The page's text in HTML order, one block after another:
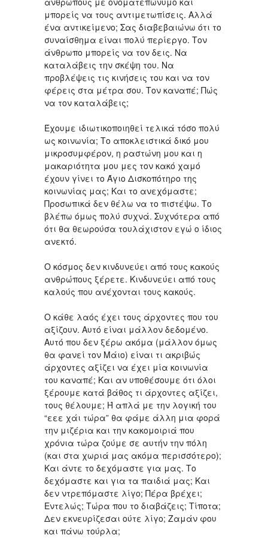
μπορείς να τους αντιμετωπίσεις. Αλλά
ένα αντικείμενο; Σας διαβεβαιώνω ότι το
συναίσθημα είναι πολύ περίεργο. Τον
άνθρωπο μπορείς να τον δεις. Να
καταλάβεις την σκέψη του. Να
προβλέψεις τις κινήσεις του και να τον
φέρεις στα μέτρα σου. Τον καναπέ; Πώς
να τον καταλάβεις;
Έχουμε ιδιωτικοποιηθεί τελικά τόσο πολύ
ως κοινωνία; Το αποκλειστικά δικό μου
μικροσυμφέρον, η ραστώνη μου και η
μακαριότητα μου μες τον κακό χαμό
έχουν γίνει το Άγιο Δισκοπότηρο της
κοινωνίας μας; Και το ανεχόμαστε;
Προσωπικά δεν θέλω να το πιστέψω. Το
βλέπω όμως πολύ συχνά. Συχνότερα από
ότι θα θεωρούσα τουλάχιστον εγώ ο ίδιος
ανεκτό.
Ο κόσμος δεν κινδυνεύει από τους κακούς
ανθρώπους ξέρετε. Κινδυνεύει από τους
καλούς που ανέχονται τους κακούς.
Ο κάθε λαός έχει τους άρχοντες που του
αξίζουν. Αυτό είναι μάλλον δεδομένο.
Αυτό που δεν ξέρω ακόμα (μάλλον όμως
θα φανεί τον Μάιο) είναι τι ακριβώς
άρχοντες αξίζει να έχει μία κοινωνία
του καναπέ; Και αν υποθέσουμε ότι όλοι
ξέρουμε κατά βάθος τι άρχοντες αξίζει,
τους θέλουμε; Ή απλά με την λογική του
“εεε χάι τώρα” θα φάμε άλλη μια φορά
την μιζέρια και την κακομοιριά που
χρόνια τώρα ζούμε σε αυτήν την πόλη
(και στα χωριά μας ακόμα περισσότερο);
Και άντε το δεχόμαστε για μας. Το
δεχόμαστε και για τα παιδιά μας; Και
δεν ντρεπόμαστε λίγο; Πέρα βρέχει;
Εντελώς; Τώρα που το διαβάζεις; Τίποτα;
Δεν εκνευρίζεσαι ούτε λίγο; Ζαμάν φου
και πάνω τούρλα;